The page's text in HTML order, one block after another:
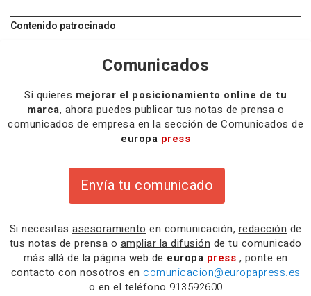
Contenido patrocinado
Comunicados
Si quieres mejorar el posicionamiento online de tu
marca, ahora puedes publicar tus notas de prensa o
comunicados de empresa en la sección de Comunicados de
europa press
Envía tu comunicado
Si necesitas asesoramiento en comunicación, redacción de
tus notas de prensa o ampliar la difusión de tu comunicado
más allá de la página web de europa press , ponte en
contacto con nosotros en comunicacion@europapress.es
o en el teléfono 913592600